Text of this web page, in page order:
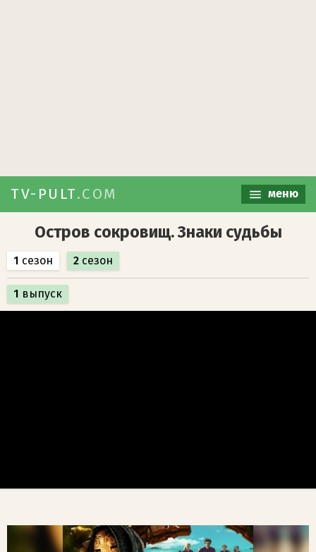
TV-PULT.COM меню
Остров сокровищ. Знаки судьбы
1 сезон 2 сезон
1 выпуск